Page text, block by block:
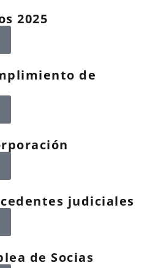
2025
de
judiciales​
de Socias